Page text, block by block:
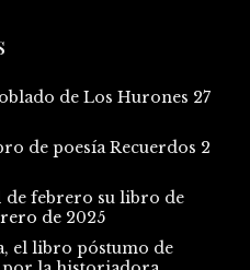
de Los Hurones 27
de poesía Recuerdos 2
de febrero su libro de
de 2025
el libro póstumo de